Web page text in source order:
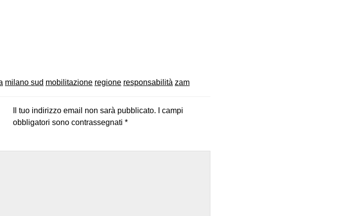
milano sud mobilitazione regione responsabilità zam
Il tuo indirizzo email non sarà pubblicato.
I campi
obbligatori sono contrassegnati *